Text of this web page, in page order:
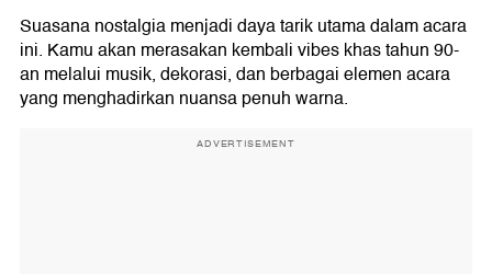
Suasana nostalgia menjadi daya tarik utama dalam acara
ini. Kamu akan merasakan kembali vibes khas tahun 90-
an melalui musik, dekorasi, dan berbagai elemen acara
yang menghadirkan nuansa penuh warna.
ADVERTISEMENT